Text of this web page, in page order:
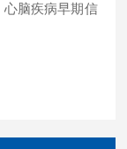
脑疾病早期信